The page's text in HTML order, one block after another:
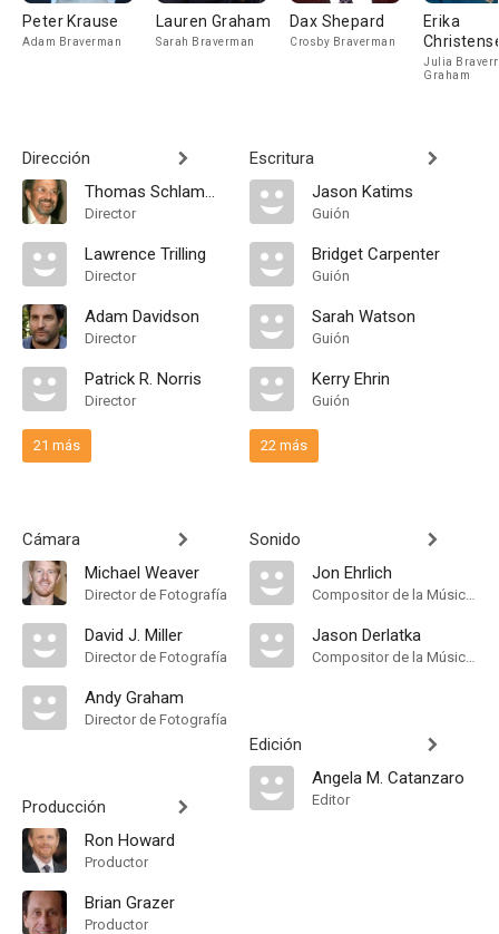
Peter Krause
Adam Braverman
Lauren Graham
Sarah Braverman
Dax Shepard
Crosby Braverman
Erika
Julia
Graham
Dirección
Thomas Schlamme
Director
Lawrence Trilling
Director
Adam Davidson
Director
Patrick R. Norris
Director
21 más
Cámara
Michael Weaver
Director de Fotografía
David J. Miller
Director de Fotografía
Andy Graham
Director de Fotografía
Producción
Ron Howard
Productor
Brian Grazer
Productor
Escritura
Jason Katims
Guión
Bridget Carpenter
Guión
Sarah Watson
Guión
Kerry Ehrin
Guión
22 más
Sonido
Jon Ehrlich
Compositor de la Música Original
Jason Derlatka
Compositor de la Música Original
Edición
Angela M. Catanzaro
Editor